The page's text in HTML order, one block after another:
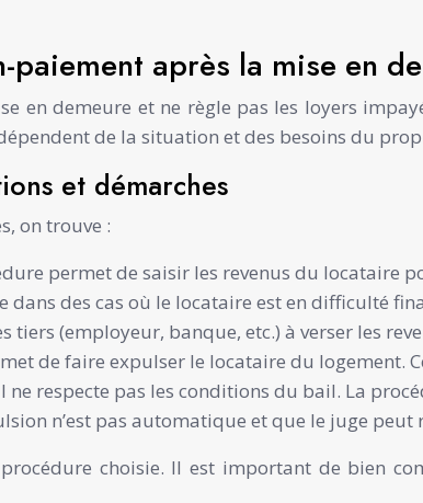
paiement après la mise en
en demeure et ne règle pas les loyers
de la situation et des besoins du
et démarches
on trouve :
permet de saisir les revenus du locataire
dans des cas où le locataire est en difficulté
tiers (employeur, banque, etc.) à verser les
de faire expulser le locataire du logement.
ne respecte pas les conditions du bail. La
n’est pas automatique et que le juge
choisie. Il est important de bien